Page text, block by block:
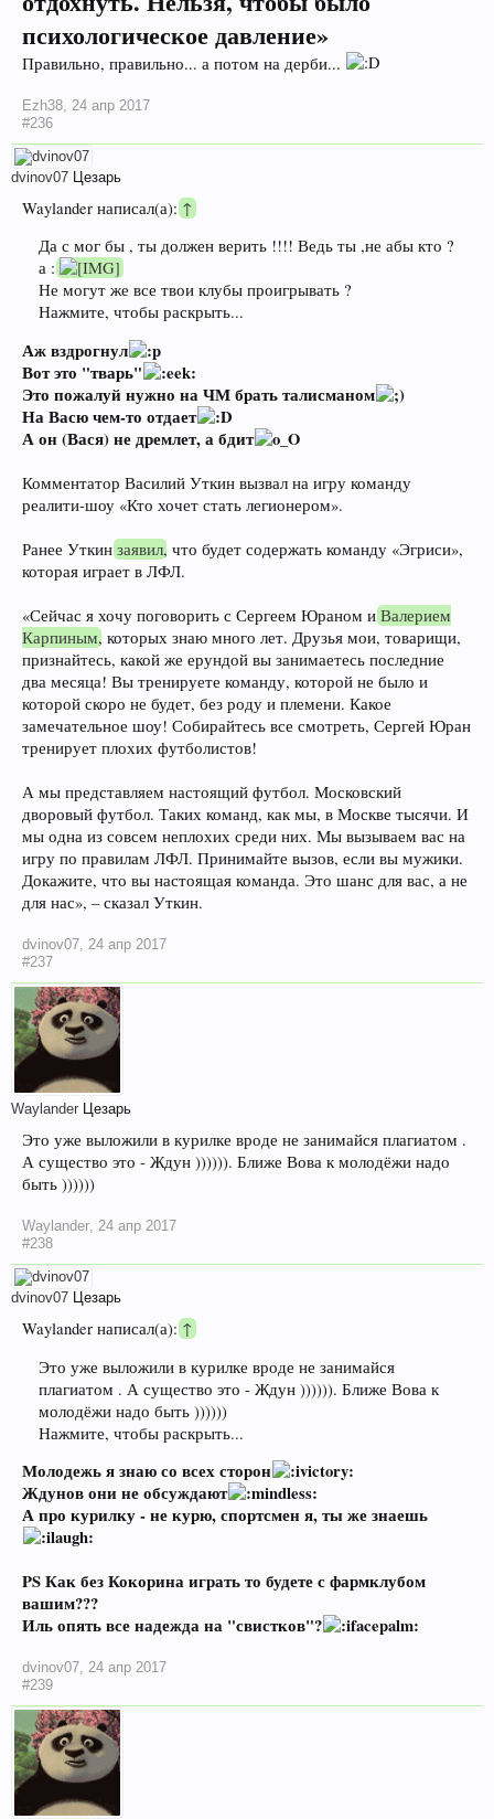
психологическое давление»
Правильно, правильно... а потом на дерби...
Ezh38 24 апр 2017
#236
dvinov07 Цезарь
Waylander написал(а):↑
Да с мог бы , ты должен верить !!!! Ведь ты ,не абы кто ?
а :
Не могут же все твои клубы проигрывать ?
Нажмите, чтобы раскрыть...
Аж вздрогнул
Вот это "тварь"
Это пожалуй нужно на ЧМ брать талисманом
На Васю чем-то отдает
А он (Вася) не дремлет, а бдит
Комментатор Василий Уткин вызвал на игру команду
реалити-шоу «Кто хочет стать легионером».
Ранее Уткинзаявил, что будет содержать команду «Эгриси»,
которая играет в ЛФЛ.
«Сейчас я хочу поговорить с Сергеем Юраном иВалерием
Карпиным, которых знаю много лет. Друзья мои, товарищи,
признайтесь, какой же ерундой вы занимаетесь последние
два месяца! Вы тренируете команду, которой не было и
которой скоро не будет, без роду и племени. Какое
замечательное шоу! Собирайтесь все смотреть, Сергей Юран
тренирует плохих футболистов!
А мы представляем настоящий футбол. Московский
дворовый футбол. Таких команд, как мы, в Москве тысячи. И
мы одна из совсем неплохих среди них. Мы вызываем вас на
игру по правилам ЛФЛ. Принимайте вызов, если вы мужики.
Докажите, что вы настоящая команда. Это шанс для вас, а не
для нас», – сказал Уткин.
dvinov07, 24 апр 2017
#237
Waylander Цезарь
Это уже выложили в курилке вроде не занимайся плагиатом .
А существо это - Ждун )))))). Ближе Вова к молодёжи надо
быть ))))))
Waylander, 24 апр 2017
#238
dvinov07 Цезарь
Waylander написал(а):↑
Это уже выложили в курилке вроде не занимайся
плагиатом . А существо это - Ждун )))))). Ближе Вова к
молодёжи надо быть ))))))
Нажмите, чтобы раскрыть...
Молодежь я знаю со всех сторон
Ждунов они не обсуждают
А про курилку - не курю, спортсмен я, ты же знаешь
PS Как без Кокорина играть то будете с фармклубом
вашим???
Иль опять все надежда на "свистков"?
dvinov07, 24 апр 2017
#239